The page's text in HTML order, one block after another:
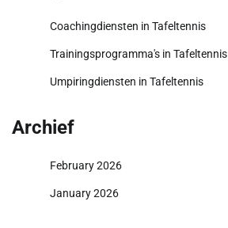
Coachingdiensten in Tafeltennis
Trainingsprogramma's in Tafeltennis
Umpiringdiensten in Tafeltennis
Archief
February 2026
January 2026